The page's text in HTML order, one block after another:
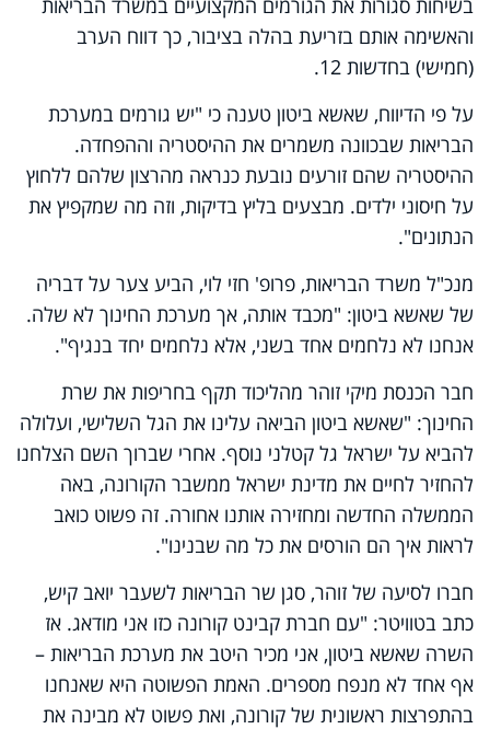
בשיחות סגורות את הגורמים המקצועיים במשרד הבריאות
והאשימה אותם בזריעת בהלה בציבור, כך דווח הערב
(חמישי) בחדשות 12.
על פי הדיווח, שאשא ביטון טענה כי "יש גורמים במערכת
הבריאות שבכוונה משמרים את ההיסטריה וההפחדה.
ההיסטריה שהם זורעים נובעת כנראה מהרצון שלהם ללחוץ
על חיסוני ילדים. מבצעים בליץ בדיקות, וזה מה שמקפיץ את
הנתונים".
מנכ"ל משרד הבריאות, פרופ' חזי לוי, הביע צער על דבריה
של שאשא ביטון: "מכבד אותה, אך מערכת החינוך לא שלה.
אנחנו לא נלחמים אחד בשני, אלא נלחמים יחד בנגיף".
חבר הכנסת מיקי זוהר מהליכוד תקף בחריפות את שרת
החינוך: "שאשא ביטון הביאה עלינו את הגל השלישי, ועלולה
להביא על ישראל גל קטלני נוסף. אחרי שברוך השם הצלחנו
להחזיר לחיים את מדינת ישראל ממשבר הקורונה, באה
הממשלה החדשה ומחזירה אותנו אחורה. זה פשוט כואב
לראות איך הם הורסים את כל מה שבנינו".
חברו לסיעה של זוהר, סגן שר הבריאות לשעבר יואב קיש,
כתב בטוויטר: "עם חברת קבינט קורונה כזו אני מודאג. אז
השרה שאשא ביטון, אני מכיר היטב את מערכת הבריאות –
אף אחד לא מנפח מספרים. האמת הפשוטה היא שאנחנו
בהתפרצות ראשונית של קורונה, ואת פשוט לא מבינה את